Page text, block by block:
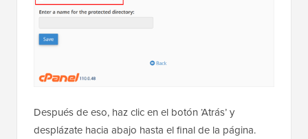
Después de eso, haz clic en el botón ‘Atrás’ y
desplázate hacia abajo hasta el final de la página.